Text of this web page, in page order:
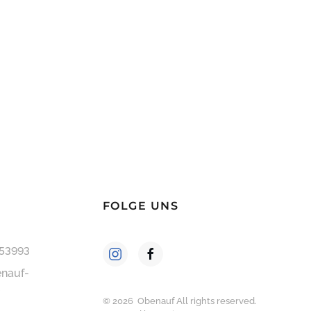
FOLGE UNS
© 2026 Obenauf All rights reserved.